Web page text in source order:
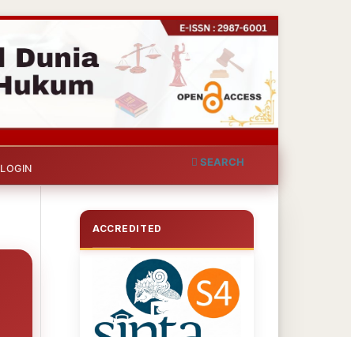
LOGIN
SEARCH
ACCREDITED